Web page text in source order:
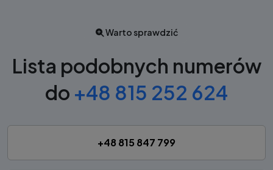
Warto sprawdzić
Lista podobnych numerów
do +48 815 252 624
+48 815 847 799